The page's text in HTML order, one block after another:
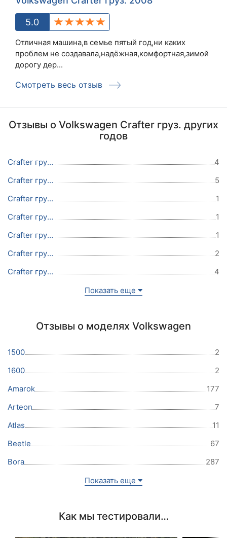
5.0
Отличная машина,в семье пятый год,ни каких
проблем не создавала,надёжная,комфортная,зимой
дорогу дер...
Смотреть весь отзыв
Отзывы о Volkswagen Crafter груз. других
годов
Crafter груз. 2016
4
Crafter груз. 2015
5
Crafter груз. 2014
1
Crafter груз. 2012
1
Crafter груз. 2011
1
Crafter груз. 2008
2
Crafter груз. 2007
4
Показать еще
Отзывы о моделях Volkswagen
1500
2
1600
2
Amarok
177
Arteon
7
Atlas
11
Beetle
67
Bora
287
Показать еще
Как мы тестировали…